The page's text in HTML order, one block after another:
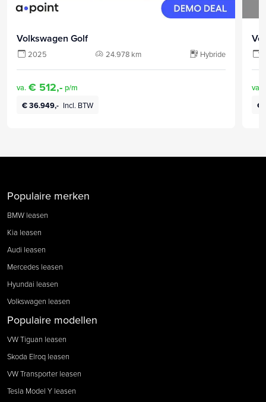
Volkswagen Golf
2025 24.978 km Hybride
va. € 512,- p/m
€ 36.949,- Incl. BTW
va.
€
Populaire merken
BMW leasen
Kia leasen
Audi leasen
Mercedes leasen
Hyundai leasen
Volkswagen leasen
Populaire modellen
VW Tiguan leasen
Skoda Elroq leasen
VW Transporter leasen
Tesla Model Y leasen